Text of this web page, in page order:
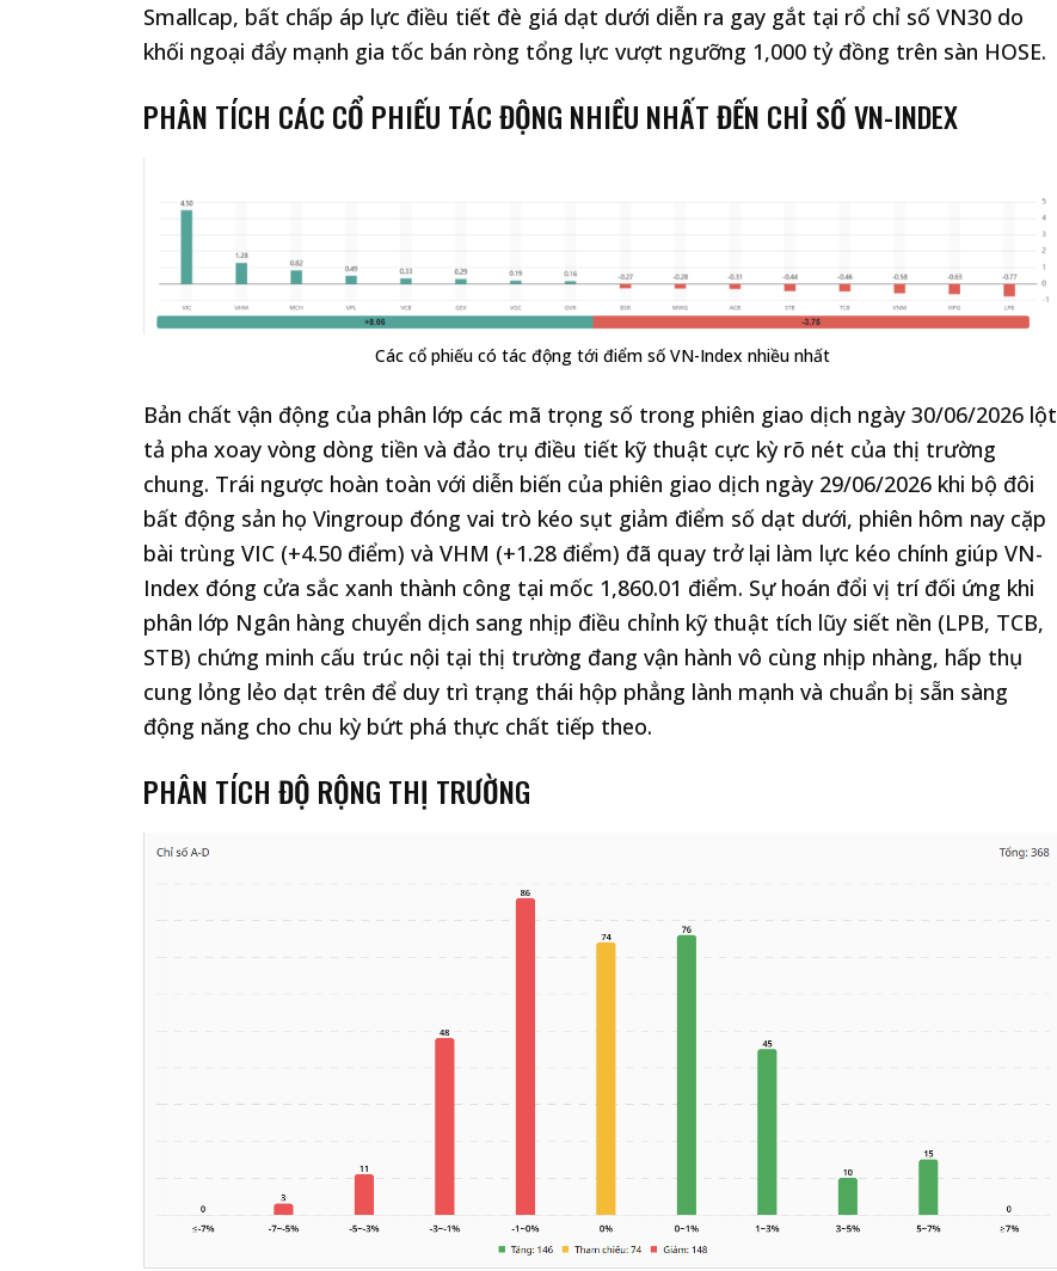
Smallcap, bất chấp áp lực điều tiết đè giá dạt dưới diễn ra gay gắt tại rổ chỉ số VN30 do
khối ngoại đẩy mạnh gia tốc bán ròng tổng lực vượt ngưỡng 1,000 tỷ đồng trên sàn HOSE.
PHÂN TÍCH CÁC CỔ PHIẾU TÁC ĐỘNG NHIỀU NHẤT ĐẾN CHỈ SỐ VN-INDEX
Các cổ phiếu có tác động tới điểm số VN-Index nhiều nhất
Bản chất vận động của phân lớp các mã trọng số trong phiên giao dịch ngày 30/06/2026 lột
tả pha xoay vòng dòng tiền và đảo trụ điều tiết kỹ thuật cực kỳ rõ nét của thị trường
chung. Trái ngược hoàn toàn với diễn biến của phiên giao dịch ngày 29/06/2026 khi bộ đôi
bất động sản họ Vingroup đóng vai trò kéo sụt giảm điểm số dạt dưới, phiên hôm nay cặp
bài trùng VIC (+4.50 điểm) và VHM (+1.28 điểm) đã quay trở lại làm lực kéo chính giúp VN-
Index đóng cửa sắc xanh thành công tại mốc 1,860.01 điểm. Sự hoán đổi vị trí đối ứng khi
phân lớp Ngân hàng chuyển dịch sang nhịp điều chỉnh kỹ thuật tích lũy siết nền (LPB, TCB,
STB) chứng minh cấu trúc nội tại thị trường đang vận hành vô cùng nhịp nhàng, hấp thụ
cung lỏng lẻo dạt trên để duy trì trạng thái hộp phẳng lành mạnh và chuẩn bị sẵn sàng
động năng cho chu kỳ bứt phá thực chất tiếp theo.
PHÂN TÍCH ĐỘ RỘNG THỊ TRƯỜNG